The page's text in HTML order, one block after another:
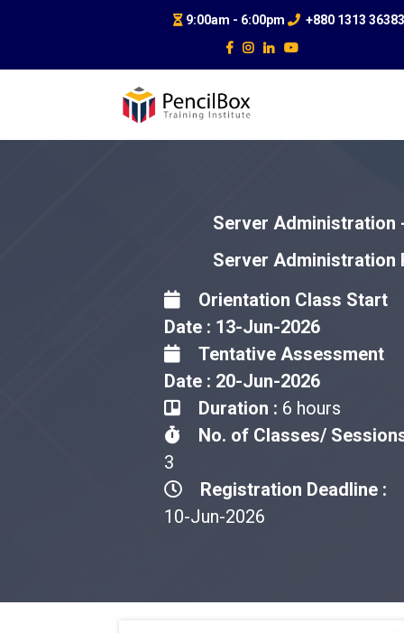
9:00am - 6:00pm +880 1313
Server Administration
Server Administration
Orientation Class Start
Date : 13-Jun-2026
Tentative Assessment
Date : 20-Jun-2026
Duration : 6 hours
No. of Classes/
3
Registration Deadline :
10-Jun-2026